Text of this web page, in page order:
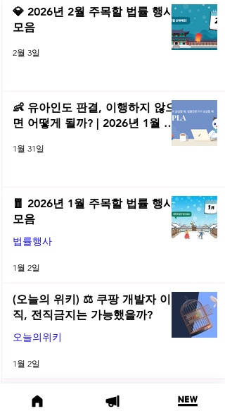
💎 2026년 2월 주목할 법률 행사
모음
2월 3일
👶 유아인도 판결, 이행하지 않으
면 어떻게 될까? | 2026년 1월 네
1월 31일
🧧 2026년 1월 주목할 법률 행사
모음
법률행사
1월 2일
(오늘의 위키) ⚖️ 쿠팡 개발자 이
직, 전직금지는 가능했을까?
오늘의위키
1월 2일
🔥 LES 2025 리걸독스 와이즈 현